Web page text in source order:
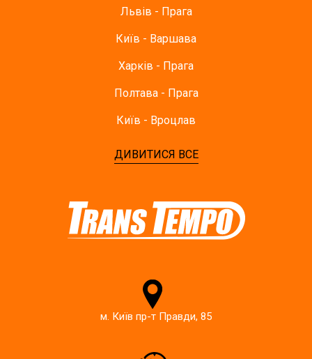
Львів - Прага
Київ - Варшава
Харків - Прага
Полтава - Прага
Київ - Вроцлав
ДИВИТИСЯ ВСЕ
м. Київ пр-т Правди, 85